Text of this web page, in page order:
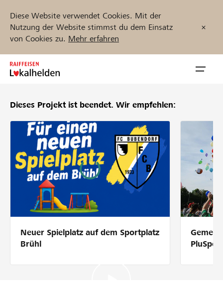
Diese Website verwendet Cookies. Mit der
Nutzung der Website stimmst du dem Einsatz
von Cookies zu. Mehr erfahren
Zum
Inhalt
Unterstützen
Hilfe & Support
Partner / Raiffeisenbank
Projekte und Organisationen finden
Dieses Projekt ist beendet. Wir empfehlen:
Neuer Spielplatz auf dem Sportplatz
Brühl